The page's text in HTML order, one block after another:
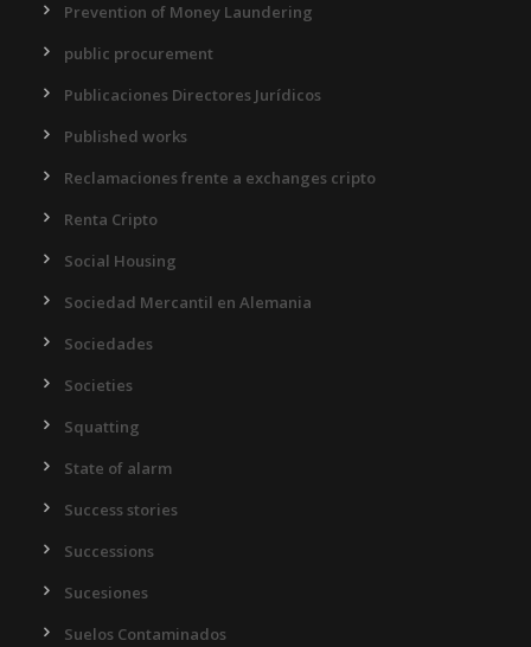
Prevention of Money Laundering
public procurement
Publicaciones Directores Jurídicos
Published works
Reclamaciones frente a exchanges cripto
Renta Cripto
Social Housing
Sociedad Mercantil en Alemania
Sociedades
Societies
Squatting
State of alarm
Success stories
Successions
Sucesiones
Suelos Contaminados